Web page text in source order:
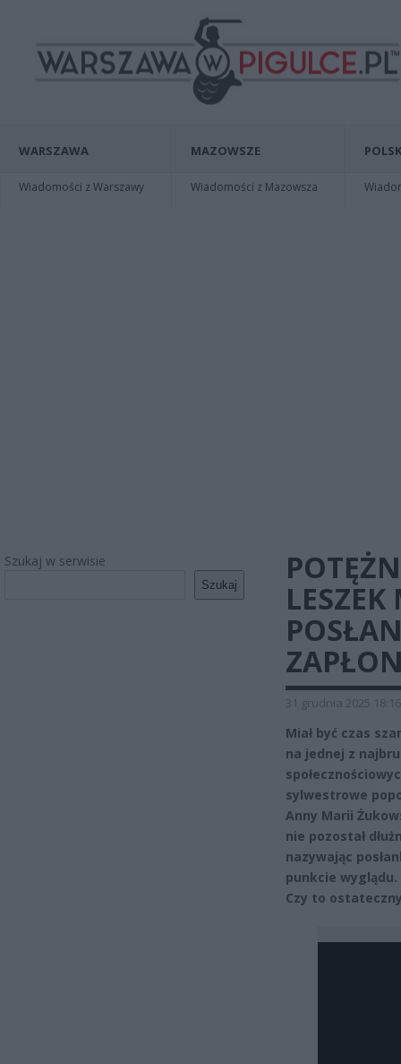
WARSZAWA
Wiadomości z Warszawy
MAZOWSZE
Wiadomości z Mazowsza
Szukaj w serwisie
Szukaj
31 grudnia 2025 18:16
Miał być czas
na jednej z
sylwestrowe
Anny Marii
nie pozostał
nazywając
punkcie
Czy to